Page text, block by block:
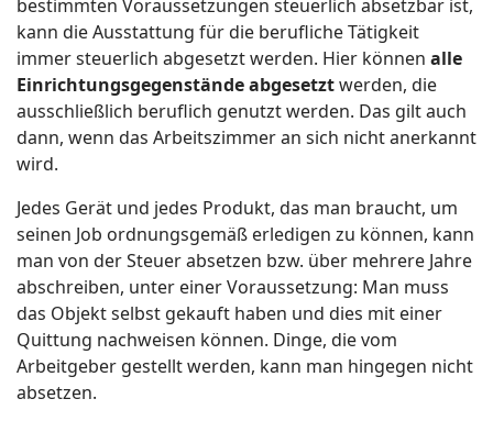
bestimmten Voraussetzungen steuerlich absetzbar ist,
kann die Ausstattung für die berufliche Tätigkeit
immer steuerlich abgesetzt werden. Hier können alle
Einrichtungsgegenstände abgesetztwerden, die
ausschließlich beruflich genutzt werden. Das gilt auch
dann, wenn das Arbeitszimmer an sich nicht anerkannt
wird.
Jedes Gerät und jedes Produkt, das man braucht, um
seinen Job ordnungsgemäß erledigen zu können, kann
man von der Steuer absetzen bzw. über mehrere Jahre
abschreiben, unter einer Voraussetzung: Man muss
das Objekt selbst gekauft haben und dies mit einer
Quittung nachweisen können. Dinge, die vom
Arbeitgeber gestellt werden, kann man hingegen nicht
absetzen.